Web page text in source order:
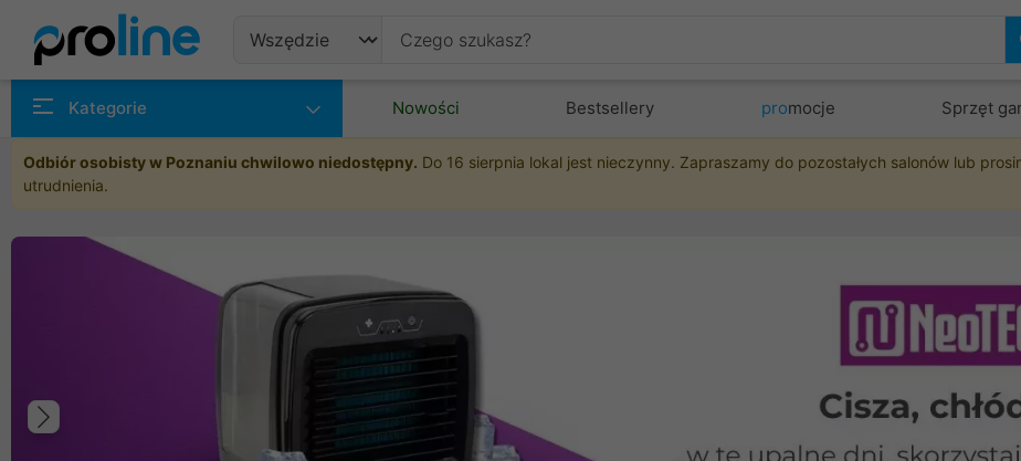
Kategorie Nowości Bestsellery promocje Sprzęt
Odbiór osobisty w Poznaniu chwilowo niedostępny. Do 16 sierpnia lokal jest nieczynny. Zapraszamy do pozostałych salonów lub
utrudnienia.
Poprzedni